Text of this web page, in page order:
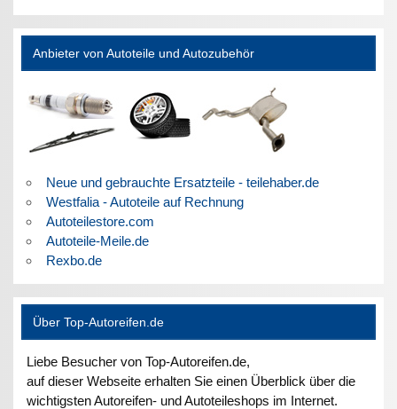
Anbieter von Autoteile und Autozubehör
Neue und gebrauchte Ersatzteile - teilehaber.de
Westfalia - Autoteile auf Rechnung
Autoteilestore.com
Autoteile-Meile.de
Rexbo.de
Über Top-Autoreifen.de
Liebe Besucher von Top-Autoreifen.de,
auf dieser Webseite erhalten Sie einen Überblick über die
wichtigsten Autoreifen- und Autoteileshops im Internet.